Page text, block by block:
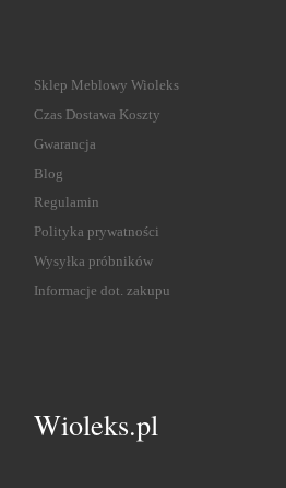
Sklep Meblowy Wioleks
Czas Dostawa Koszty
Gwarancja
Blog
Regulamin
Polityka prywatności
Wysyłka próbników
Informacje dot. zakupu
Wioleks.pl